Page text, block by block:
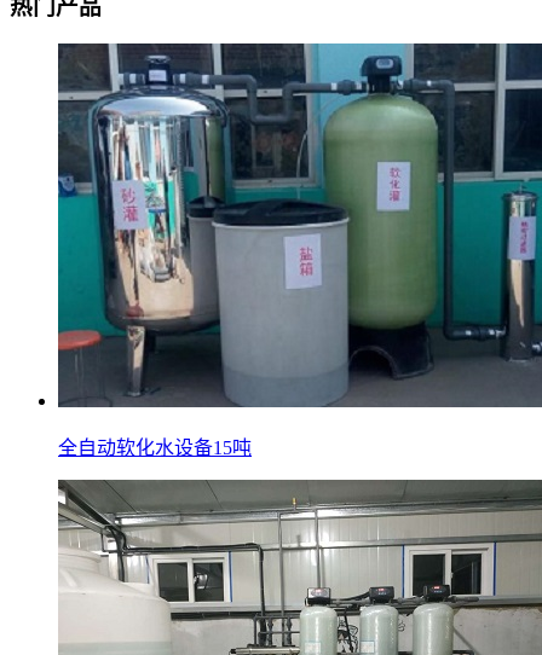
热门产品
全自动软化水设备15吨